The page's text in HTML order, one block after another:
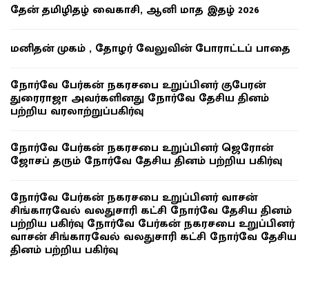
தேன் தமிழிதழ் வைகாசி, ஆனி மாத இதழ் 2026
மனிதன் முகம் , தோழர் வேலுவின் போராட்டப் பாதை
நோர்வே பேர்கன் நகரசபை உறுப்பினர் குபேரன்
துரைராஜா அவர்களினது நோர்வே தேசிய தினம்
பற்றிய வரலாற்றுப்பகிர்வு
நோர்வே பேர்கன் நகரசபை உறுப்பினர் ஜெரோன்
ஜோசப் தரும் நோர்வே தேசிய தினம் பற்றிய பகிர்வு
நோர்வே பேர்கன் நகரசபை உறுப்பினர் வாசன்
சிங்காரவேல் வலதுசாரி கட்சி நோர்வே தேசிய தினம்
பற்றிய பகிர்வு நோர்வே பேர்கன் நகரசபை உறுப்பினர்
வாசன் சிங்காரவேல் வலதுசாரி கட்சி நோர்வே தேசிய
தினம் பற்றிய பகிர்வு